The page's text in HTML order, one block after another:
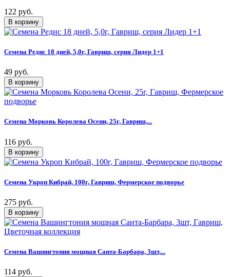
122 руб.
Семена Редис 18 дней, 5,0г, Гавриш, серия Лидер 1+1
49 руб.
Семена Морковь Королева Осени, 25г, Гавриш,...
116 руб.
Семена Укроп Кибрай, 100г, Гавриш, Фермерское подворье
275 руб.
Семена Вашингтония мощная Санта-Барбара, 3шт,...
114 руб.